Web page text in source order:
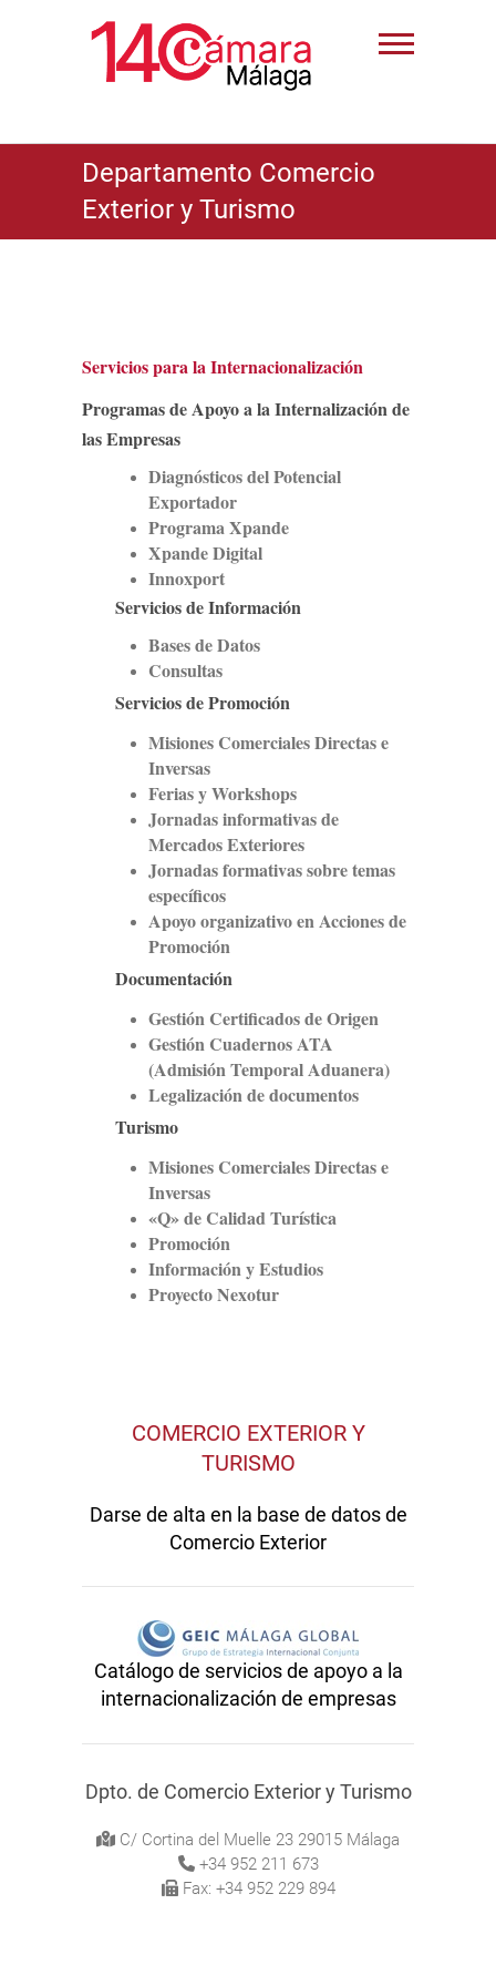
Departamento Comercio
Exterior y Turismo
Servicios para la Internacionalización
Programas de Apoyo a la Internalización de
las Empresas
Diagnósticos del Potencial
Exportador
Programa Xpande
Xpande Digital
Innoxport
Servicios de Información
Bases de Datos
Consultas
Servicios de Promoción
Misiones Comerciales Directas e
Inversas
Ferias y Workshops
Jornadas informativas de
Mercados Exteriores
Jornadas formativas sobre temas
específicos
Apoyo organizativo en Acciones de
Promoción
Documentación
Gestión Certificados de Origen
Gestión Cuadernos ATA
(Admisión Temporal Aduanera)
Legalización de documentos
Turismo
Misiones Comerciales Directas e
Inversas
«Q» de Calidad Turística
Promoción
Información y Estudios
Proyecto Nexotur
COMERCIO EXTERIOR Y
TURISMO
Darse de alta en la base de datos de
Comercio Exterior
Catálogo de servicios de apoyo a la
internacionalización de empresas
Dpto. de Comercio Exterior y Turismo
C/ Cortina del Muelle 23 29015 Málaga
+34 952 211 673
Fax: +34 952 229 894